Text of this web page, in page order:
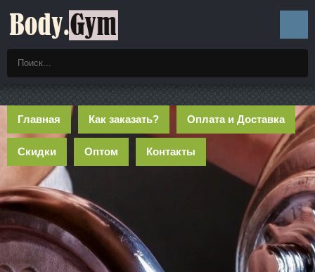
Главная Как заказать? Оплата и Доставка
Скидки Оптом Контакты